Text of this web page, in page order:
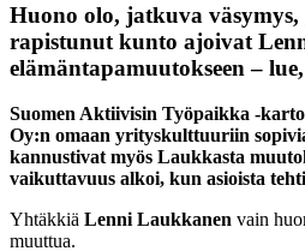
Huono olo, jatkuva
rapistunut kunto ajoivat
elämäntapamuutokseen –
Suomen Aktiivisin Työpaikka -
Oy:n omaan yrityskulttuuriin
kannustivat myös Laukkasta
vaikuttavuus alkoi, kun asioista
Yhtäkkiä Lenni Laukkanen vain
muuttua.